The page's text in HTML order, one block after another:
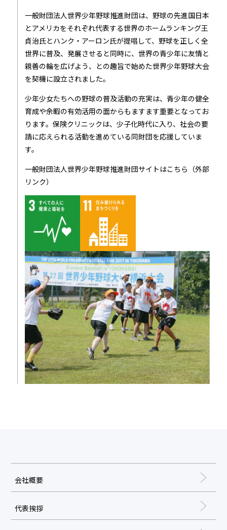
一般財団法人世界少年野球推進財団は、野球の先進国日本
とアメリカをそれぞれ代表する世界のホームランキング王
貞治氏とハンク・アーロン氏が提唱して、野球を正しく全
世界に普及、発展させると同時に、世界の青少年に友情と
親善の輪を広げよう、との趣旨で始めた世界少年野球大会
を契機に設立されました。
少年少女たちへの野球の普及活動の充実は、青少年の健全
育成や余暇の有効活用の面からもますます重要となってお
ります。保険クリニックは、少子化時代に入り、社会の要
請に応えられる活動を進めている同財団を応援していま
す。
一般財団法人世界少年野球推進財団サイトはこちら（外部
リンク）
会社概要
代表挨拶